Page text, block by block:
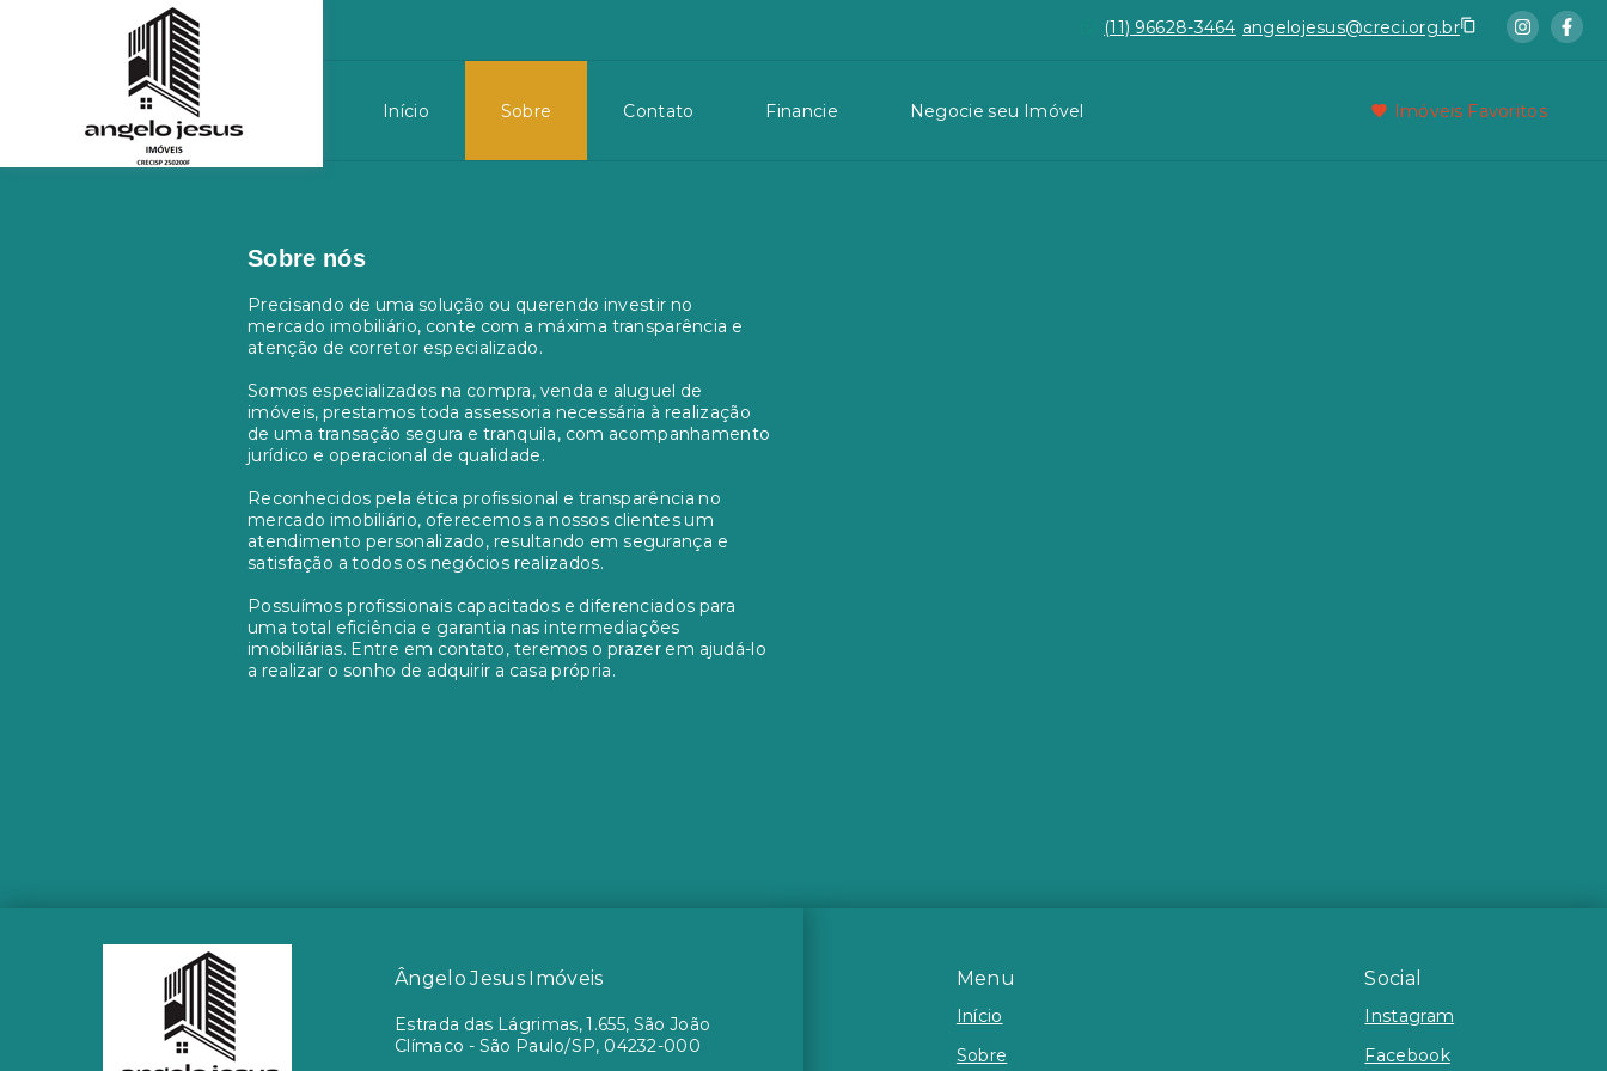
(11) 96628-3464 angelojesus@creci.org.br
Início Sobre Contato Financie Negocie seu Imóvel Imóveis Favoritos
Sobre nós
Precisando de uma solução ou querendo investir no
mercado imobiliário, conte com a máxima transparência e
atenção de corretor especializado.
Somos especializados na compra, venda e aluguel de
imóveis, prestamos toda assessoria necessária à realização
de uma transação segura e tranquila, com acompanhamento
jurídico e operacional de qualidade.
Reconhecidos pela ética profissional e transparência no
mercado imobiliário, oferecemos a nossos clientes um
atendimento personalizado, resultando em segurança e
satisfação a todos os negócios realizados.
Possuímos profissionais capacitados e diferenciados para
uma total eficiência e garantia nas intermediações
imobiliárias. Entre em contato, teremos o prazer em ajudá-lo
a realizar o sonho de adquirir a casa própria.
Menu
Início
Sobre
Social
Instagram
Facebook
Ângelo Jesus Imóveis
Estrada das Lágrimas, 1.655, São João
Clímaco - São Paulo/SP, 04232-000